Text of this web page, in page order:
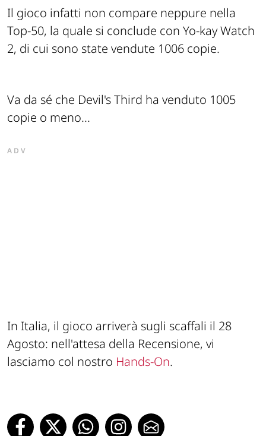
Il gioco infatti non compare neppure nella
Top-50, la quale si conclude con Yo-kay Watch
2, di cui sono state vendute 1006 copie.
Va da sé che Devil's Third ha venduto 1005
copie o meno...
ADV
In Italia, il gioco arriverà sugli scaffali il 28
Agosto: nell'attesa della Recensione, vi
lasciamo col nostro Hands-On.